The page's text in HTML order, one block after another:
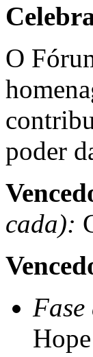
O
poder
cada):
Fase
Hope